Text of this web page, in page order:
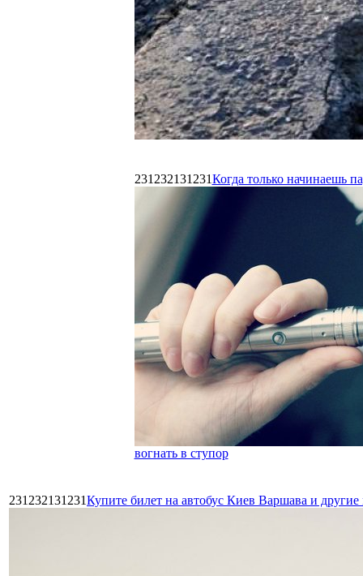
231232131231Когда только начинаешь
вогнать в ступор
231232131231Купите билет на автобус Киев Варшава и